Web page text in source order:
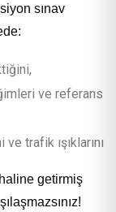
sınav
ve referans
trafik ışıklarını
getirmiş